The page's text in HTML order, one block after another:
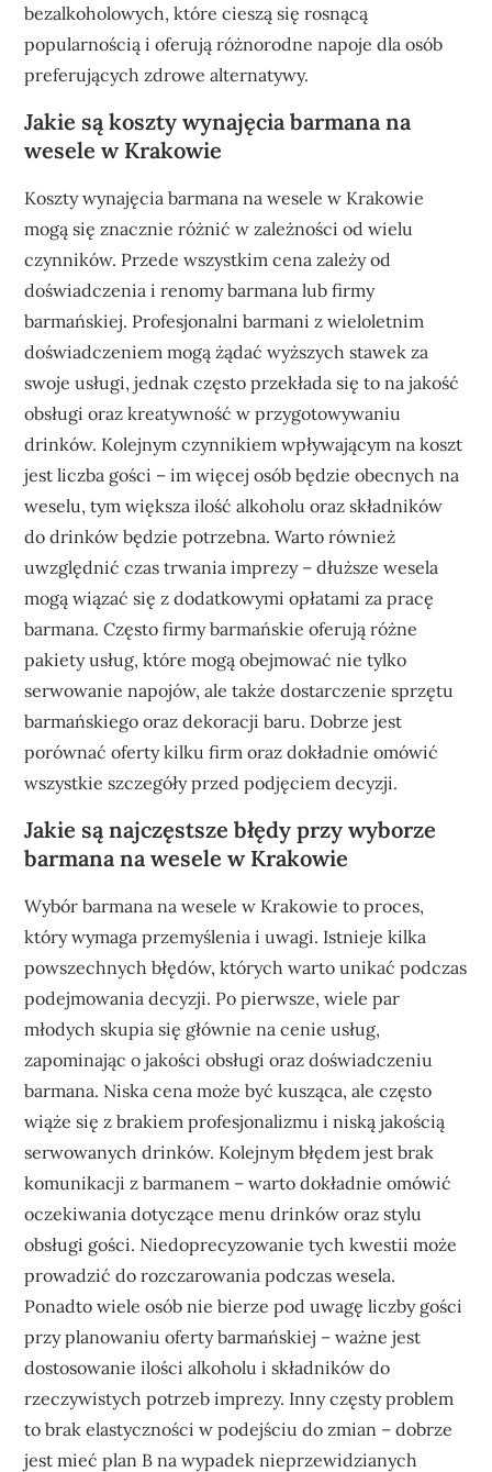
bezalkoholowych, które cieszą się rosnącą
popularnością i oferują różnorodne napoje dla osób
preferujących zdrowe alternatywy.
Jakie są koszty wynajęcia barmana na
wesele w Krakowie
Koszty wynajęcia barmana na wesele w Krakowie
mogą się znacznie różnić w zależności od wielu
czynników. Przede wszystkim cena zależy od
doświadczenia i renomy barmana lub firmy
barmańskiej. Profesjonalni barmani z wieloletnim
doświadczeniem mogą żądać wyższych stawek za
swoje usługi, jednak często przekłada się to na jakość
obsługi oraz kreatywność w przygotowywaniu
drinków. Kolejnym czynnikiem wpływającym na koszt
jest liczba gości – im więcej osób będzie obecnych na
weselu, tym większa ilość alkoholu oraz składników
do drinków będzie potrzebna. Warto również
uwzględnić czas trwania imprezy – dłuższe wesela
mogą wiązać się z dodatkowymi opłatami za pracę
barmana. Często firmy barmańskie oferują różne
pakiety usług, które mogą obejmować nie tylko
serwowanie napojów, ale także dostarczenie sprzętu
barmańskiego oraz dekoracji baru. Dobrze jest
porównać oferty kilku firm oraz dokładnie omówić
wszystkie szczegóły przed podjęciem decyzji.
Jakie są najczęstsze błędy przy wyborze
barmana na wesele w Krakowie
Wybór barmana na wesele w Krakowie to proces,
który wymaga przemyślenia i uwagi. Istnieje kilka
powszechnych błędów, których warto unikać podczas
podejmowania decyzji. Po pierwsze, wiele par
młodych skupia się głównie na cenie usług,
zapominając o jakości obsługi oraz doświadczeniu
barmana. Niska cena może być kusząca, ale często
wiąże się z brakiem profesjonalizmu i niską jakością
serwowanych drinków. Kolejnym błędem jest brak
komunikacji z barmanem – warto dokładnie omówić
oczekiwania dotyczące menu drinków oraz stylu
obsługi gości. Niedoprecyzowanie tych kwestii może
prowadzić do rozczarowania podczas wesela.
Ponadto wiele osób nie bierze pod uwagę liczby gości
przy planowaniu oferty barmańskiej – ważne jest
dostosowanie ilości alkoholu i składników do
rzeczywistych potrzeb imprezy. Inny częsty problem
to brak elastyczności w podejściu do zmian – dobrze
jest mieć plan B na wypadek nieprzewidzianych